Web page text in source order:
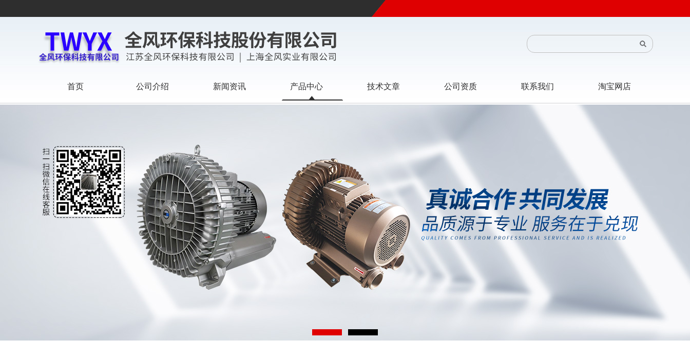
首页 公司介绍 新闻资讯 产品中心 技术文章 公司资质 联系我们 淘宝网店